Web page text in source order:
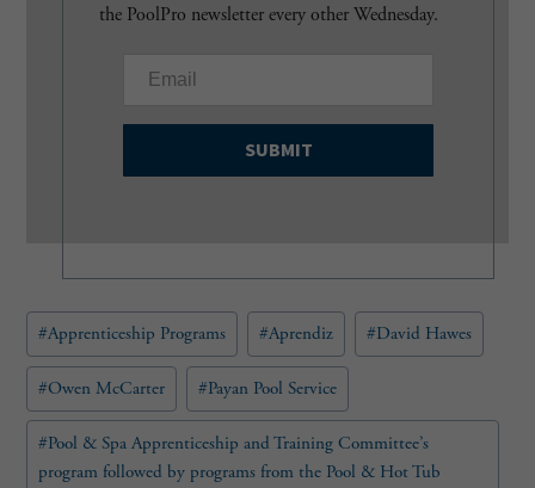
the PoolPro newsletter every other Wednesday.
a
i
q
u
i
r
)
Post
Tags:
#Apprenticeship Programs #Aprendiz #David Hawes
#Owen McCarter #Payan Pool Service
#Pool & Spa Apprenticeship and Training Committee’s
program followed by programs from the Pool & Hot Tub